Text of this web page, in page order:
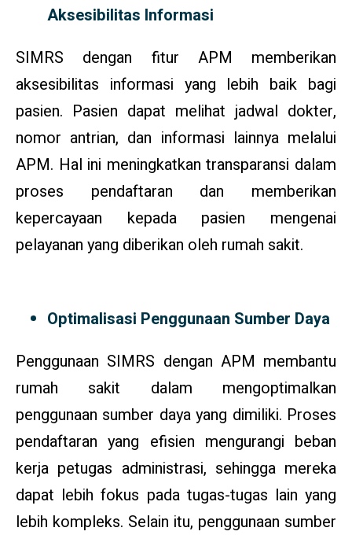
Aksesibilitas Informasi
SIMRS dengan fitur APM memberikan
aksesibilitas informasi yang lebih baik bagi
pasien. Pasien dapat melihat jadwal dokter,
nomor antrian, dan informasi lainnya melalui
APM. Hal ini meningkatkan transparansi dalam
proses pendaftaran dan memberikan
kepercayaan kepada pasien mengenai
pelayanan yang diberikan oleh rumah sakit.
Optimalisasi Penggunaan Sumber Daya
Penggunaan SIMRS dengan APM membantu
rumah sakit dalam mengoptimalkan
penggunaan sumber daya yang dimiliki. Proses
pendaftaran yang efisien mengurangi beban
kerja petugas administrasi, sehingga mereka
dapat lebih fokus pada tugas-tugas lain yang
lebih kompleks. Selain itu, penggunaan sumber